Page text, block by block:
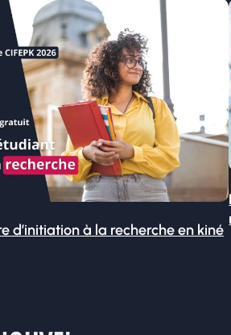
d’initiation à la recherche en kiné